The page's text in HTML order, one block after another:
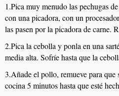
1.Pica muy menudo las pechugas
con una picadora, con un
las pasen por la picadora de carne.
2.Pica la cebolla y ponla en una
media alta. Sofríe hasta que la
3.Añade el pollo, remueve para que
cocina 5 minutos hasta que esté